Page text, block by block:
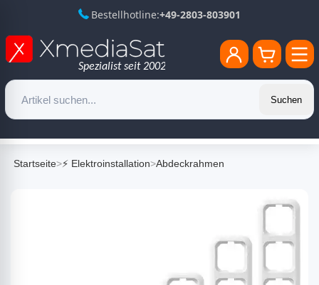
Bestellhotline:+49-2803-803901
Suchen
Startseite>⚡ Elektroinstallation>Abdeckrahmen